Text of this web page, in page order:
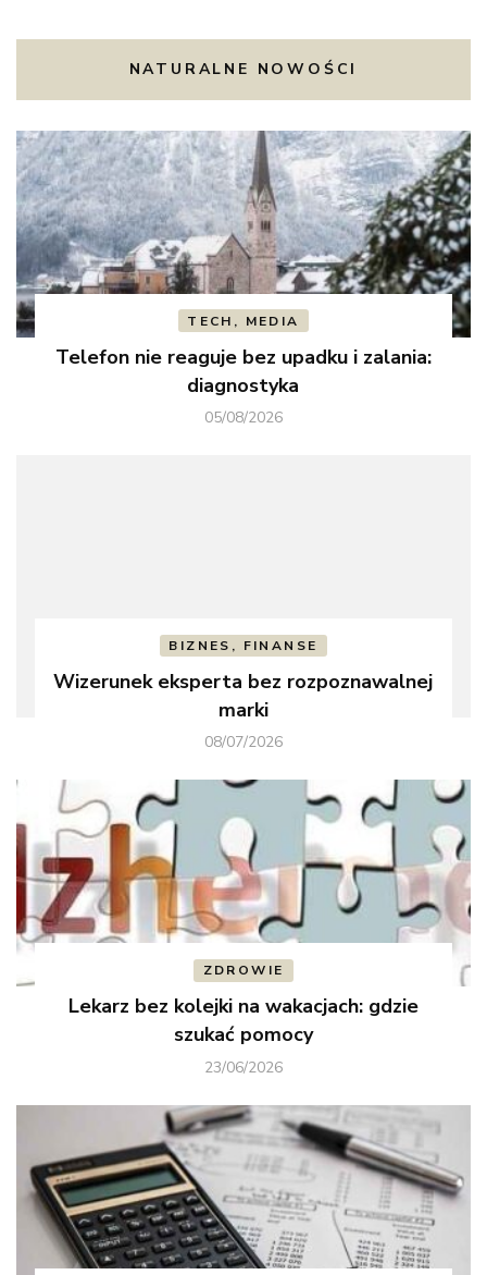
NATURALNE NOWOŚCI
TECH, MEDIA
Telefon nie reaguje bez upadku i zalania:
diagnostyka
05/08/2026
BIZNES, FINANSE
Wizerunek eksperta bez rozpoznawalnej
marki
08/07/2026
ZDROWIE
Lekarz bez kolejki na wakacjach: gdzie
szukać pomocy
23/06/2026